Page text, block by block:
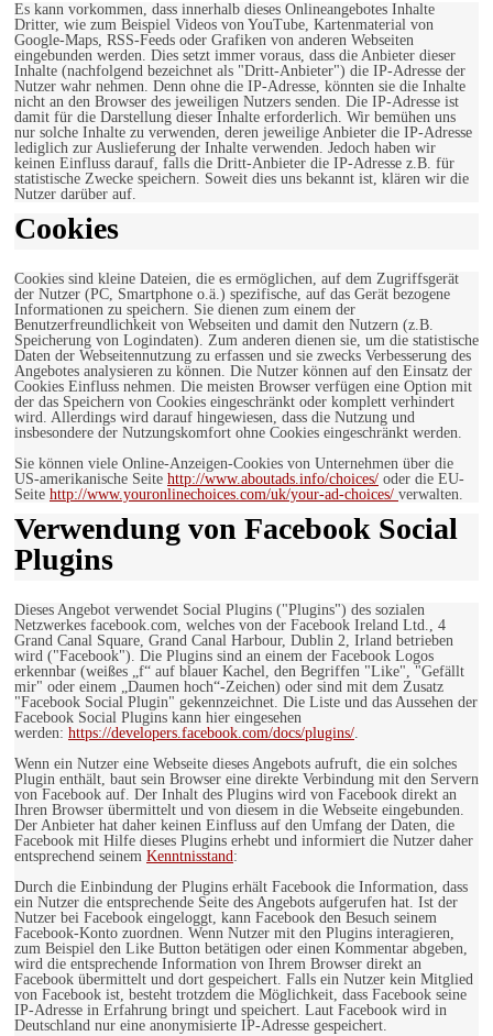
Es kann vorkommen, dass innerhalb dieses Onlineangebotes Inhalte
Dritter, wie zum Beispiel Videos von YouTube, Kartenmaterial von
Google-Maps, RSS-Feeds oder Grafiken von anderen Webseiten
eingebunden werden. Dies setzt immer voraus, dass die Anbieter dieser
Inhalte (nachfolgend bezeichnet als "Dritt-Anbieter") die IP-Adresse der
Nutzer wahr nehmen. Denn ohne die IP-Adresse, könnten sie die Inhalte
nicht an den Browser des jeweiligen Nutzers senden. Die IP-Adresse ist
damit für die Darstellung dieser Inhalte erforderlich. Wir bemühen uns
nur solche Inhalte zu verwenden, deren jeweilige Anbieter die IP-Adresse
lediglich zur Auslieferung der Inhalte verwenden. Jedoch haben wir
keinen Einfluss darauf, falls die Dritt-Anbieter die IP-Adresse z.B. für
statistische Zwecke speichern. Soweit dies uns bekannt ist, klären wir die
Nutzer darüber auf.
Cookies
Cookies sind kleine Dateien, die es ermöglichen, auf dem Zugriffsgerät
der Nutzer (PC, Smartphone o.ä.) spezifische, auf das Gerät bezogene
Informationen zu speichern. Sie dienen zum einem der
Benutzerfreundlichkeit von Webseiten und damit den Nutzern (z.B.
Speicherung von Logindaten). Zum anderen dienen sie, um die statistische
Daten der Webseitennutzung zu erfassen und sie zwecks Verbesserung des
Angebotes analysieren zu können. Die Nutzer können auf den Einsatz der
Cookies Einfluss nehmen. Die meisten Browser verfügen eine Option mit
der das Speichern von Cookies eingeschränkt oder komplett verhindert
wird. Allerdings wird darauf hingewiesen, dass die Nutzung und
insbesondere der Nutzungskomfort ohne Cookies eingeschränkt werden.
Sie können viele Online-Anzeigen-Cookies von Unternehmen über die
US-amerikanische Seite http://www.aboutads.info/choices/ oder die EU-
Seite http://www.youronlinechoices.com/uk/your-ad-choices/ verwalten.
Verwendung von Facebook Social
Plugins
Dieses Angebot verwendet Social Plugins ("Plugins") des sozialen
Netzwerkes facebook.com, welches von der Facebook Ireland Ltd., 4
Grand Canal Square, Grand Canal Harbour, Dublin 2, Irland betrieben
wird ("Facebook"). Die Plugins sind an einem der Facebook Logos
erkennbar (weißes „f“ auf blauer Kachel, den Begriffen "Like", "Gefällt
mir" oder einem „Daumen hoch“-Zeichen) oder sind mit dem Zusatz
"Facebook Social Plugin" gekennzeichnet. Die Liste und das Aussehen der
Facebook Social Plugins kann hier eingesehen
werden: https://developers.facebook.com/docs/plugins/.
Wenn ein Nutzer eine Webseite dieses Angebots aufruft, die ein solches
Plugin enthält, baut sein Browser eine direkte Verbindung mit den Servern
von Facebook auf. Der Inhalt des Plugins wird von Facebook direkt an
Ihren Browser übermittelt und von diesem in die Webseite eingebunden.
Der Anbieter hat daher keinen Einfluss auf den Umfang der Daten, die
Facebook mit Hilfe dieses Plugins erhebt und informiert die Nutzer daher
entsprechend seinem Kenntnisstand:
Durch die Einbindung der Plugins erhält Facebook die Information, dass
ein Nutzer die entsprechende Seite des Angebots aufgerufen hat. Ist der
Nutzer bei Facebook eingeloggt, kann Facebook den Besuch seinem
Facebook-Konto zuordnen. Wenn Nutzer mit den Plugins interagieren,
zum Beispiel den Like Button betätigen oder einen Kommentar abgeben,
wird die entsprechende Information von Ihrem Browser direkt an
Facebook übermittelt und dort gespeichert. Falls ein Nutzer kein Mitglied
von Facebook ist, besteht trotzdem die Möglichkeit, dass Facebook seine
IP-Adresse in Erfahrung bringt und speichert. Laut Facebook wird in
Deutschland nur eine anonymisierte IP-Adresse gespeichert.